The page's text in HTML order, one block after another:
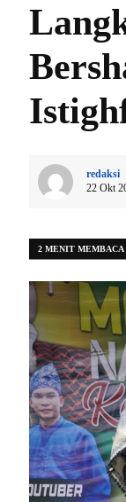
redaksi
22 Okt
2 MENIT MEMBACA